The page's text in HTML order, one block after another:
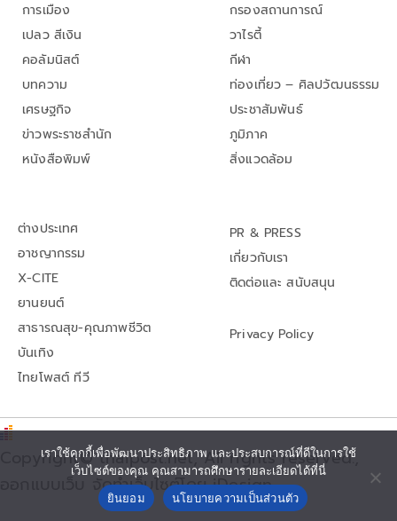
การเมือง
เปลว สีเงิน
คอลัมนิสต์
บทความ
เศรษฐกิจ
ข่าวพระราชสำนัก
หนังสือพิมพ์
กรองสถานการณ์
วาไรตี้
กีฬา
ท่องเที่ยว – ศิลปวัฒนธรรม
ประชาสัมพันธ์
ภูมิภาค
สิ่งแวดล้อม
ต่างประเทศ
อาชญากรรม
X-CITE
ยานยนต์
สาธารณสุข-คุณภาพชีวิต
บันเทิง
ไทยโพสต์ ทีวี
PR & PRESS
เกี่ยวกับเรา
ติดต่อและ สนับสนุน
Privacy Policy
Copyright© thaipost.net, All rights reserved.,
ออกแบบเว็บ จัดทำเว็บไซต์โดย iDesign
เราใช้คุกกี้เพื่อพัฒนาประสิทธิภาพ และประสบการณ์ที่ดีในการใช้
เว็บไซต์ของคุณ คุณสามารถศึกษารายละเอียดได้ที่นี่
ยินยอม
นโยบายความเป็นส่วนตัว